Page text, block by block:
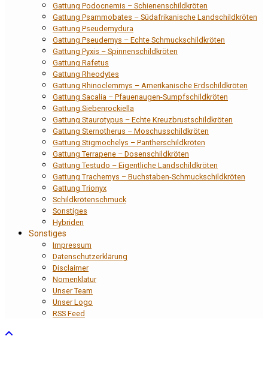
Gattung Podocnemis – Schienenschildkröten
Gattung Psammobates – Südafrikanische Landschildkröten
Gattung Pseudemydura
Gattung Pseudemys – Echte Schmuckschildkröten
Gattung Pyxis – Spinnenschildkröten
Gattung Rafetus
Gattung Rheodytes
Gattung Rhinoclemmys – Amerikanische Erdschildkröten
Gattung Sacalia – Pfauenaugen-Sumpfschildkröten
Gattung Siebenrockiella
Gattung Staurotypus – Echte Kreuzbrustschildkröten
Gattung Sternotherus – Moschusschildkröten
Gattung Stigmochelys – Pantherschildkröten
Gattung Terrapene – Dosenschildkröten
Gattung Testudo – Eigentliche Landschildkröten
Gattung Trachemys – Buchstaben-Schmuckschildkröten
Gattung Trionyx
Schildkrötenschmuck
Sonstiges
Hybriden
Sonstiges
Impressum
Datenschutzerklärung
Disclaimer
Nomenklatur
Unser Team
Unser Logo
RSS Feed